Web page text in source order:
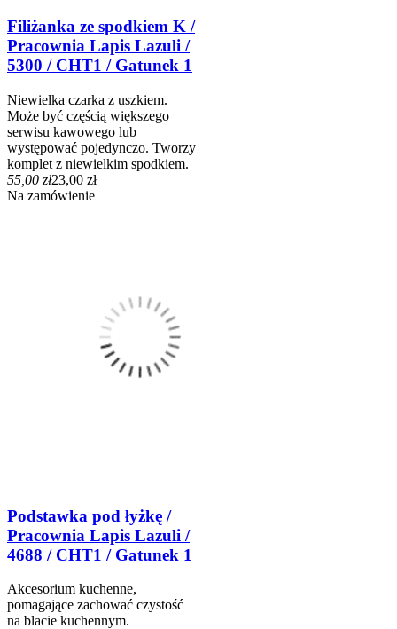
Filiżanka ze spodkiem K /
Pracownia Lapis Lazuli /
5300 / CHT1 / Gatunek 1
Niewielka czarka z uszkiem.
Może być częścią większego
serwisu kawowego lub
występować pojedynczo. Tworzy
komplet z niewielkim spodkiem.
55,00 zł23,00 zł
Na zamówienie
Podstawka pod łyżkę /
Pracownia Lapis Lazuli /
4688 / CHT1 / Gatunek 1
Akcesorium kuchenne,
pomagające zachować czystość
na blacie kuchennym.